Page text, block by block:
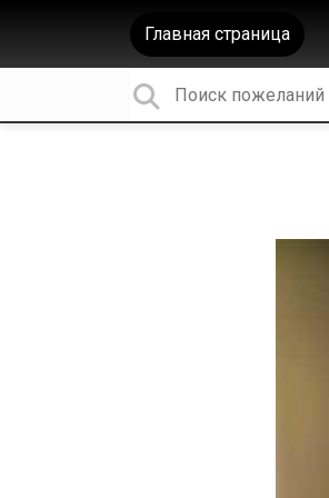
Главная страница